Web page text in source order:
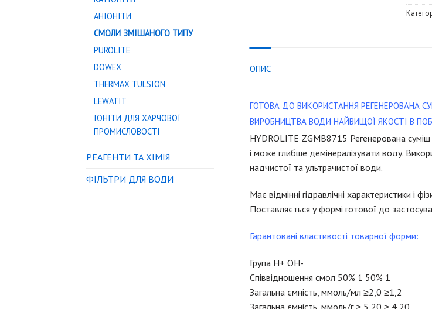
АНІОНІТИ
СМОЛИ ЗМІШАНОГО ТИПУ
PUROLITE
DOWEX
THERMAX TULSION
LEWATIT
ІОНІТИ ДЛЯ ХАРЧОВОЇ
ПРОМИСЛОВОСТІ
РЕАГЕНТИ ТА ХІМІЯ
ФІЛЬТРИ ДЛЯ ВОДИ
ОПИС
ГОТОВА ДО ВИКОРИСТАННЯ РЕГЕНЕРОВАНА
ВИРОБНИЦТВА ВОДИ НАЙВИЩОЇ ЯКОСТІ В
HYDROLITE ZGМВ8715 Регенерована суміш
і може глибше демінералізувати воду.
надчистої та ультрачистої води.
Має відмінні гідравлічні характеристики і
Поставляється у формі готової до
Гарантовані властивості товарної форми:
Група H+ OH-
Співвідношення смол 50% 1 50% 1
Загальна ємність, ммоль/мл ≥2,0 ≥1,2
Загальна ємність, ммоль/г ≥ 5,20 ≥ 4,20